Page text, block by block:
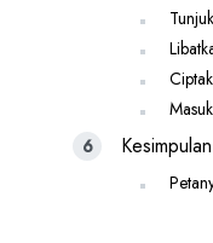
Kesimpulan